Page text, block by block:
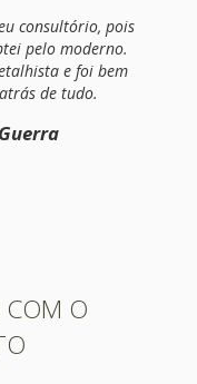
consultório, pois
pelo moderno.
e foi bem
de tudo.
COM O